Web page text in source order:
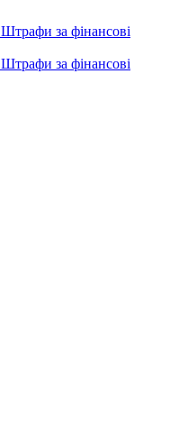
Штрафи за фінансові
Штрафи за фінансові